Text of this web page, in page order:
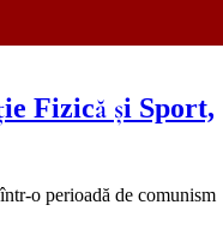
Fizică și Sport,
o perioadă de comunism